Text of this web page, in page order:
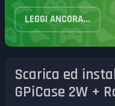
LEGGI ANCORA...
Scarica ed
GPiCase 2W +